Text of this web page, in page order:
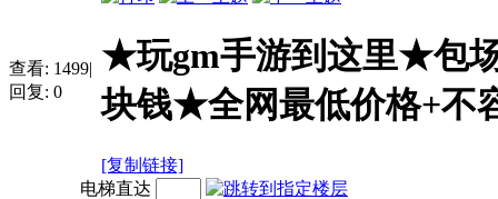
查看: 1499|
回复: 0
★玩gm手游到这里★包
块钱★全网最低价格+不
[复制链接]
电梯直达